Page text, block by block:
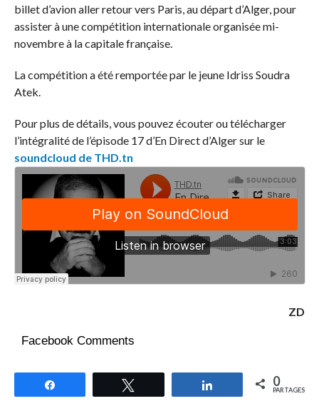
billet d’avion aller retour vers Paris, au départ d’Alger, pour
assister à une compétition internationale organisée mi-
novembre à la capitale française.
La compétition a été remportée par le jeune Idriss Soudra
Atek.
Pour plus de détails, vous pouvez écouter ou télécharger
l’intégralité de l’épisode 17 d’En Direct d’Alger sur le
soundcloud de THD.tn
ZD
Facebook Comments
Partagez 0
PARTAGES